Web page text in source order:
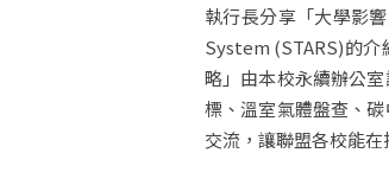
執行長分享「大學影
System (STARS)的
略」由本校永續辦公
標、溫室氣體盤查、
交流，讓聯盟各校能